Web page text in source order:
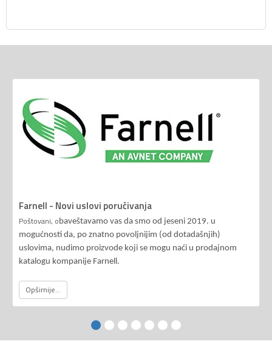
Farnell - Novi uslovi poručivanja
Poštovani, obaveštavamo vas da smo od jeseni 2019. u
mogućnosti da, po znatno povoljnijim (od dotadašnjih)
uslovima, nudimo proizvode koji se mogu naći u prodajnom
katalogu kompanije Farnell.
Opširnije...